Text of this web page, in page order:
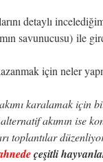
detaylı
savunucusu) ile
için neler
karalamak için
akımın ise
toplantılar
çeşitli